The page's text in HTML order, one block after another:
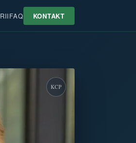
FAQ KONTAKT
KCP